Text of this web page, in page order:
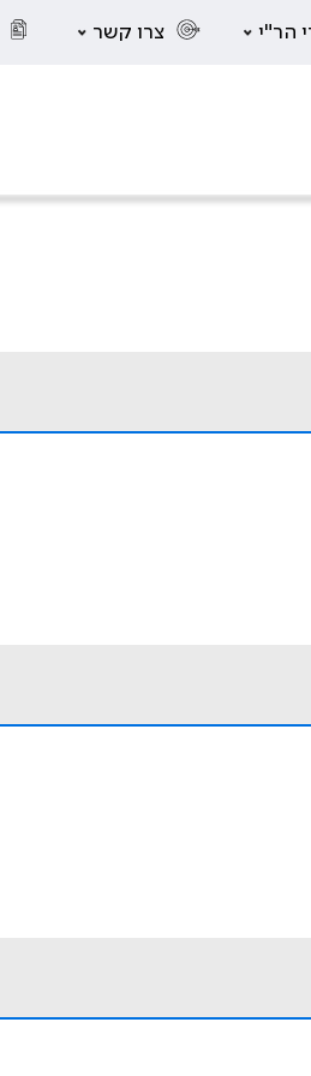
הר"י צרו קשר